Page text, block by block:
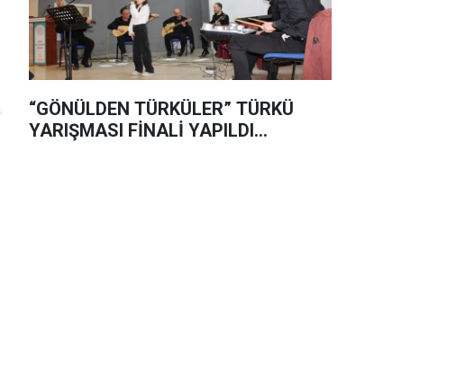
“GÖNÜLDEN TÜRKÜLER” TÜRKÜ
YARIŞMASI FİNALİ YAPILDI…